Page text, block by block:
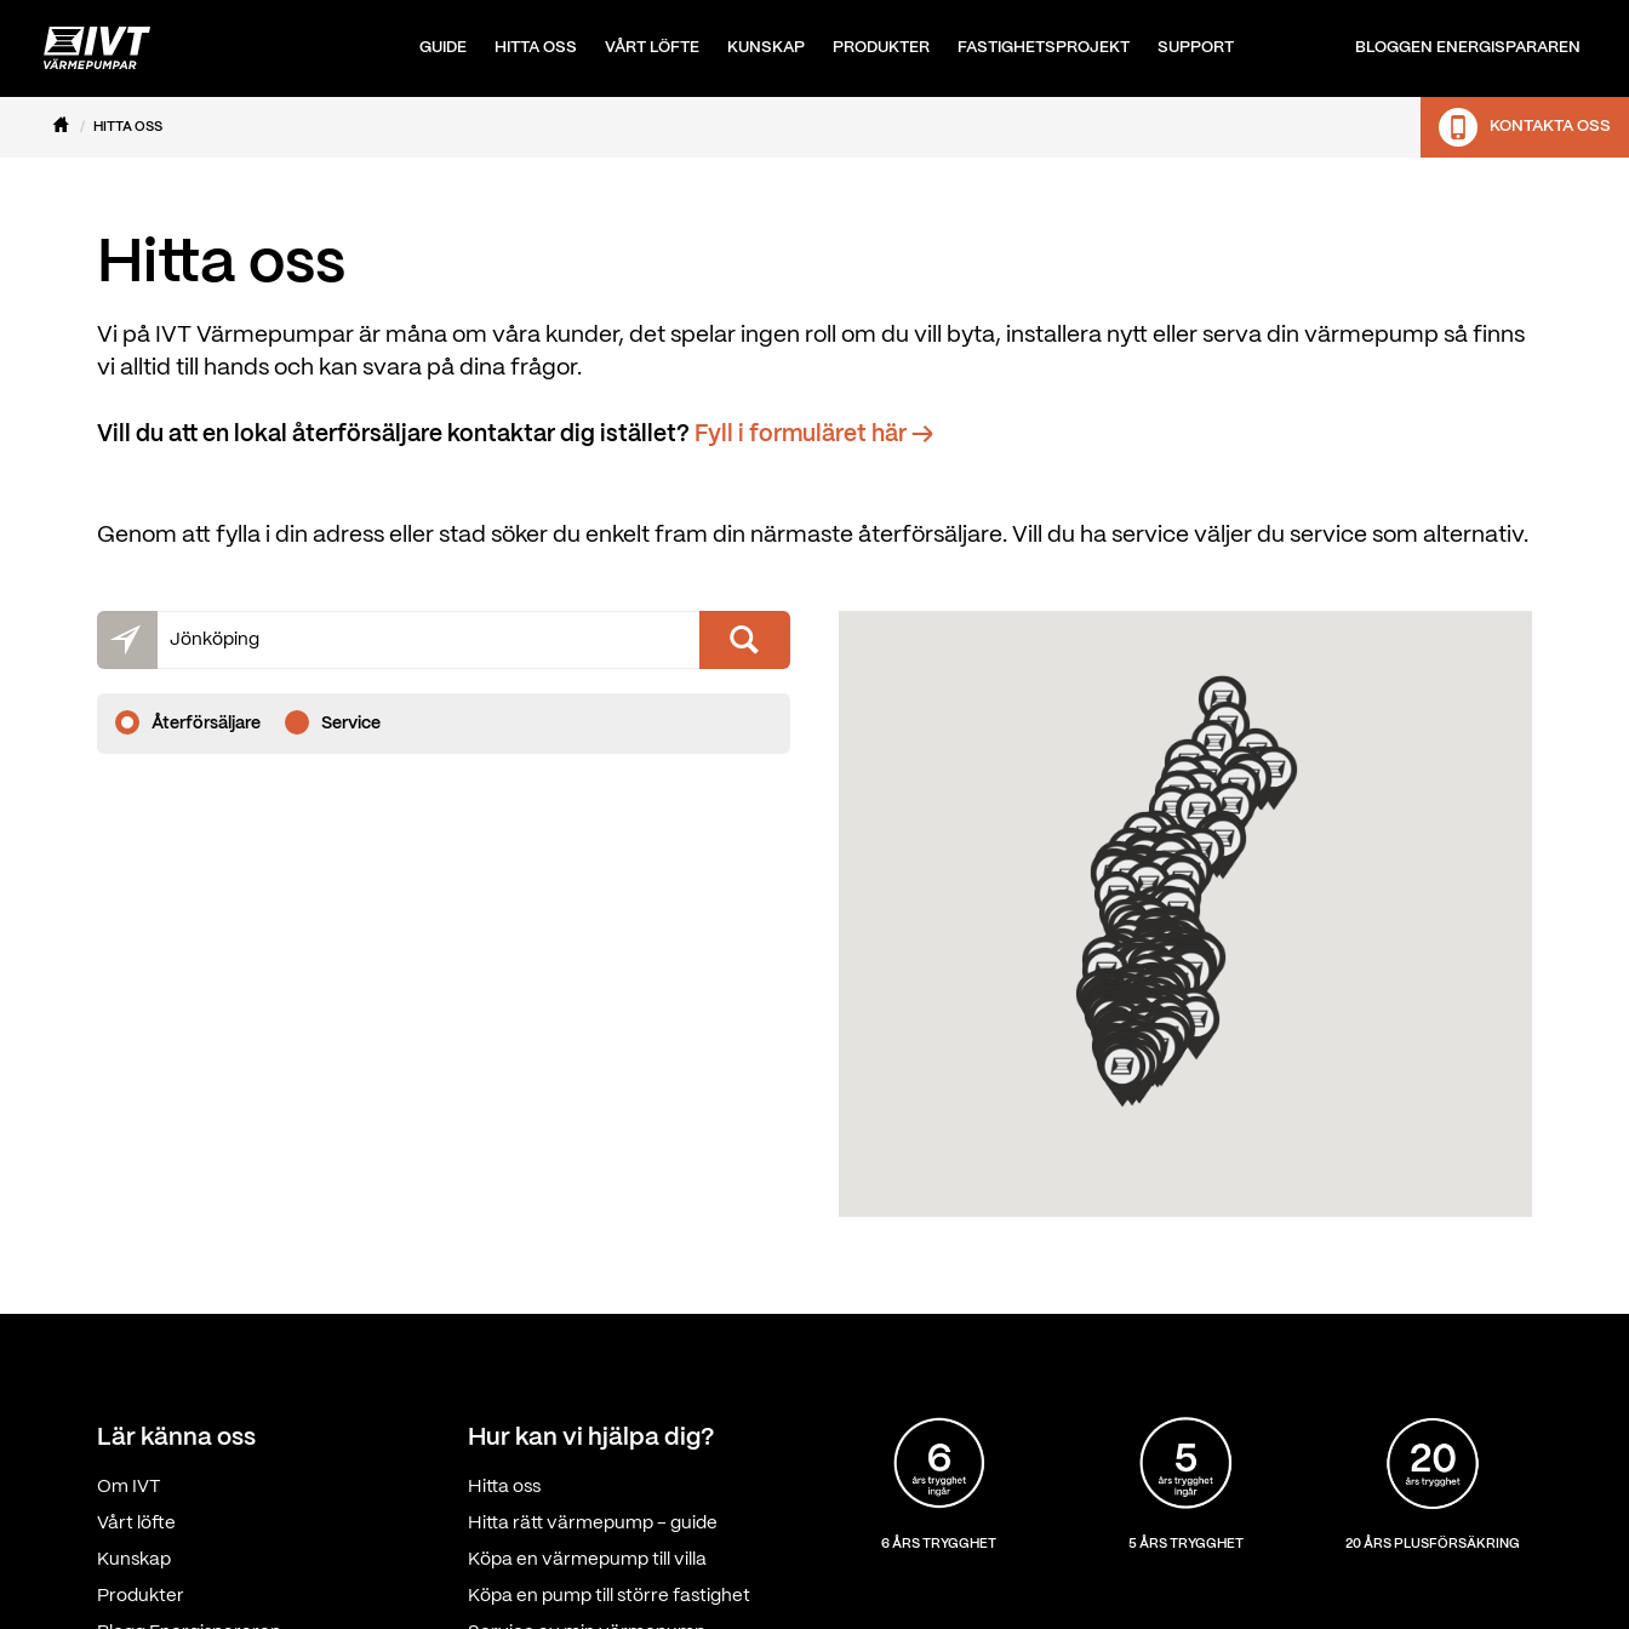
GUIDE HITTA OSS VÅRT LÖFTE KUNSKAP PRODUKTER FASTIGHETSPROJEKT SUPPORT BLOGGEN ENERGISPARAREN
HITTA OSS KONTAKTA OSS
Hitta oss
Vi på IVT Värmepumpar är måna om våra kunder, det spelar ingen roll om du vill byta, installera nytt eller serva din värmepump så finns
vi alltid till hands och kan svara på dina frågor.
Vill du att en lokal återförsäljare kontaktar dig istället? Fyll i formuläret här →
Genom att fylla i din adress eller stad söker du enkelt fram din närmaste återförsäljare. Vill du ha service väljer du service som alternativ.
Återförsäljare Service
Lär känna oss
Om IVT
Vårt löfte
Kunskap
Produkter
Hur kan vi hjälpa dig?
Hitta oss
Hitta rätt värmepump - guide
Köpa en värmepump till villa
Köpa en pump till större fastighet
6 ÅRS TRYGGHET 5 ÅRS TRYGGHET 20 ÅRS PLUSFÖRSÄKRING